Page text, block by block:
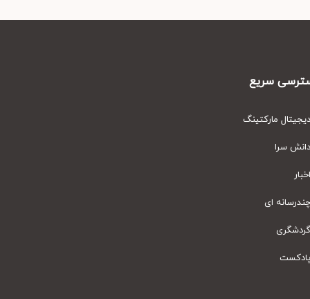
سریع
مارکتینگ
سرا
ای